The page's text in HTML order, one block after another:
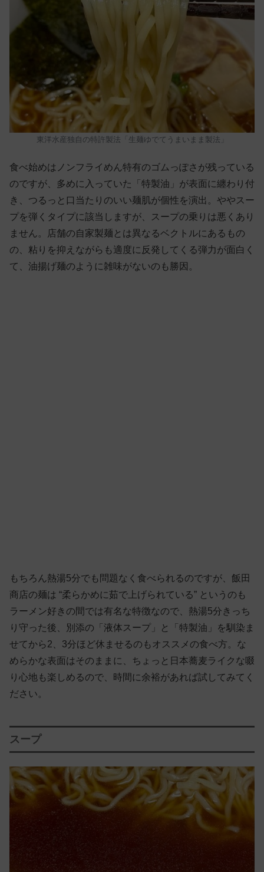
東洋水産独自の特許製法「生麺ゆでてうまいまま製法」
食べ始めはノンフライめん特有のゴムっぽさが残っている
のですが、多めに入っていた「特製油」が表面に纏わり付
き、つるっと口当たりのいい麺肌が個性を演出。ややスー
プを弾くタイプに該当しますが、スープの乗りは悪くあり
ません。店舗の自家製麺とは異なるベクトルにあるもの
の、粘りを抑えながらも適度に反発してくる弾力が面白く
て、油揚げ麺のように雑味がないのも勝因。
もちろん熱湯5分でも問題なく食べられるのですが、飯田
商店の麺は “柔らかめに茹で上げられている” というのも
ラーメン好きの間では有名な特徴なので、熱湯5分きっち
り守った後、別添の「液体スープ」と「特製油」を馴染ま
せてから2、3分ほど休ませるのもオススメの食べ方。な
めらかな表面はそのままに、ちょっと日本蕎麦ライクな啜
り心地も楽しめるので、時間に余裕があれば試してみてく
ださい。
スープ